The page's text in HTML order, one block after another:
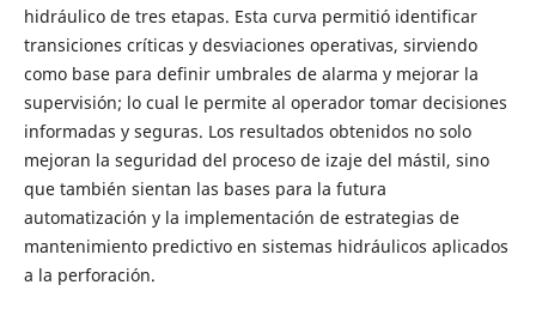
hidráulico de tres etapas. Esta curva permitió identificar
transiciones críticas y desviaciones operativas, sirviendo
como base para definir umbrales de alarma y mejorar la
supervisión; lo cual le permite al operador tomar decisiones
informadas y seguras. Los resultados obtenidos no solo
mejoran la seguridad del proceso de izaje del mástil, sino
que también sientan las bases para la futura
automatización y la implementación de estrategias de
mantenimiento predictivo en sistemas hidráulicos aplicados
a la perforación.